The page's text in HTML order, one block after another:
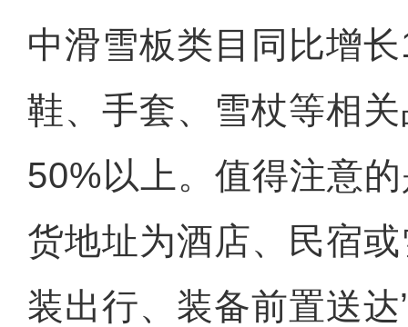
中滑雪板类目同比增
鞋、手套、雪杖等相
50%以上。值得注意
货地址为酒店、民宿
装出行、装备前置送